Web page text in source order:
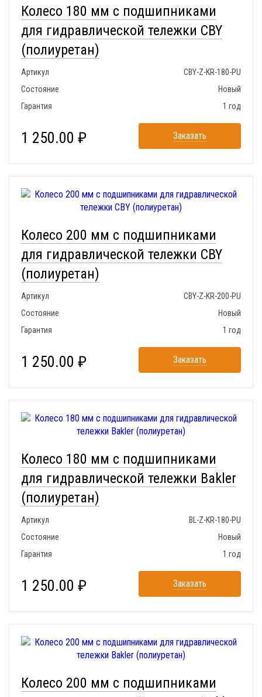
Колесо 180 мм с подшипниками
для гидравлической тележки CBY
(полиуретан)
Артикул
CBY-Z-KR-180-PU
Состояние
Новый
Гарантия
1 год
1 250.00 ₽ Заказать
Колесо 200 мм с подшипниками
для гидравлической тележки CBY
(полиуретан)
Артикул
CBY-Z-KR-200-PU
Состояние
Новый
Гарантия
1 год
1 250.00 ₽ Заказать
Колесо 180 мм с подшипниками
для гидравлической тележки Bakler
(полиуретан)
Артикул
BL-Z-KR-180-PU
Состояние
Новый
Гарантия
1 год
1 250.00 ₽ Заказать
Колесо 200 мм с подшипниками